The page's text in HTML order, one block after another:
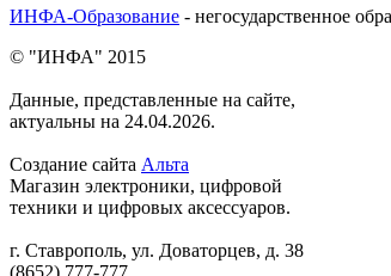
ИНФА-Образование - негосударственное
© "ИНФА" 2015
Данные, представленные на сайте,
актуальны на 24.04.2026.
Создание сайта Альта
Магазин электроники, цифровой
техники и цифровых аксессуаров.
г. Ставрополь, ул. Доваторцев, д. 38